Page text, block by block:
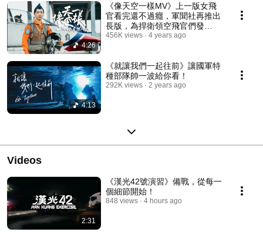
4:26
《像天空一樣MV》上一版女飛
官看完還不過癮，軍聞社再推出
長版，為捍衛領空飛官們發
「聲」！
456K views 4 years ago
4:13
《就讓我們一起往前》讓國軍特
種部隊帥一波給你看！
292K views 2 years ago
Videos
2:31
《漢光42號演習》備戰，從每一
個細節開始！
848 views 4 hours ago